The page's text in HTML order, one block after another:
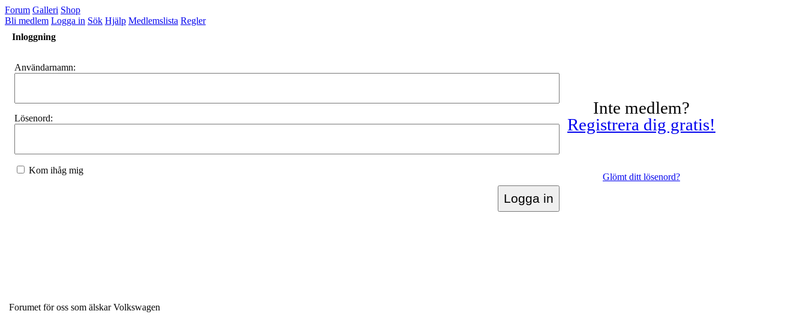
Forum Galleri Shop
Bli medlem Logga in Sök Hjälp Medlemslista Regler
Inloggning
Användarnamn:
Lösenord:
Kom ihåg mig
Inte medlem?
Registrera dig gratis!
Glömt ditt lösenord?
Forumet för oss som älskar Volkswagen